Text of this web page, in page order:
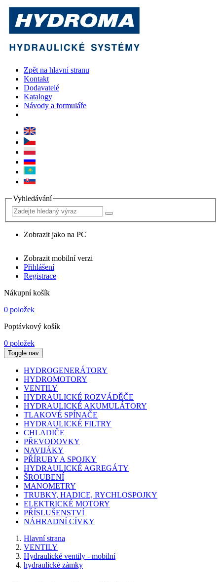
Zpět na hlavní stranu
Kontakt
Dodavatelé
Katalogy
Návody a formuláře
Vyhledávání
Zobrazit jako na PC
Zobrazit mobilní verzi
Přihlášení
Registrace
Nákupní košík
0 položek
Poptávkový košík
0 položek
Toggle nav
HYDROGENERÁTORY
HYDROMOTORY
VENTILY
HYDRAULICKÉ ROZVÁDĚČE
HYDRAULICKÉ AKUMULÁTORY
TLAKOVÉ SPÍNAČE
HYDRAULICKÉ FILTRY
CHLADIČE
PŘEVODOVKY
NAVIJÁKY
PŘÍRUBY A SPOJKY
HYDRAULICKÉ AGREGÁTY
ŠROUBENÍ
MANOMETRY
TRUBKY, HADICE, RYCHLOSPOJKY
ELEKTRICKÉ MOTORY
PŘÍSLUŠENSTVÍ
NÁHRADNÍ CÍVKY
Hlavní strana
VENTILY
Hydraulické ventily - mobilní
hydraulické zámky